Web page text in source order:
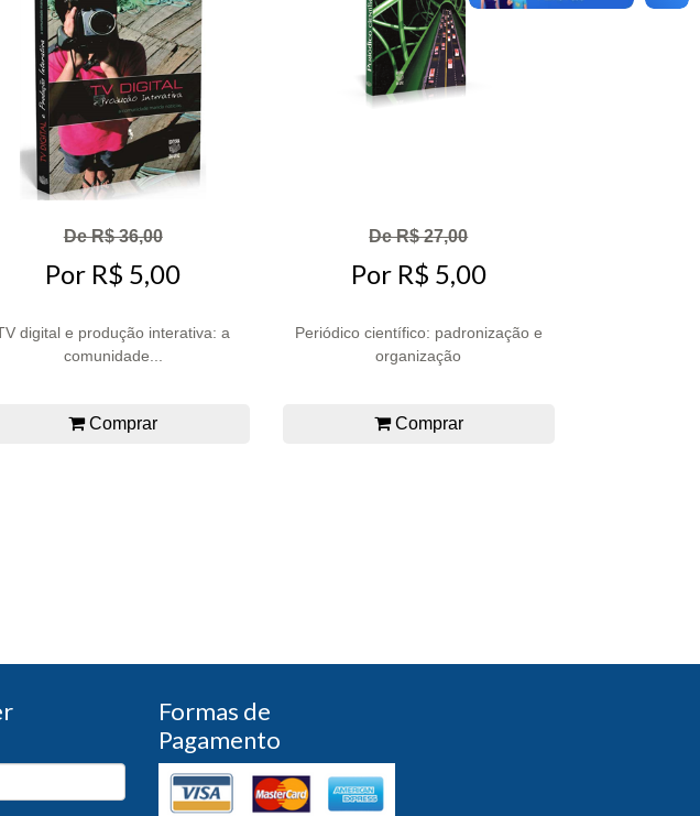
De R$ 36,00
Por R$ 5,00
digital e produção interativa: a
comunidade...
Comprar
De R$ 27,00
Por R$ 5,00
Periódico científico: padronização e
organização
Comprar
Formas de
Pagamento